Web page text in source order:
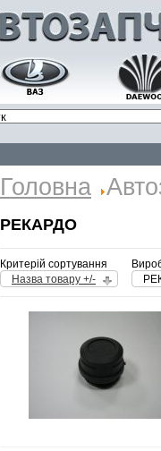
Головна
РЕКАРДО
Критерій сортування
Назва товару +/-